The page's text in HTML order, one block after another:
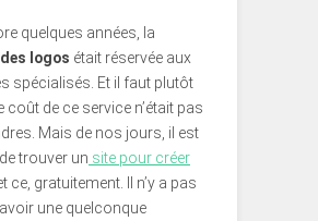
quelques années, la
logos était réservée aux
spécialisés. Et il faut plutôt
coût de ce service n’était pas
Mais de nos jours, il est
trouver un site pour créer
et ce, gratuitement. Il n’y a pas
une quelconque